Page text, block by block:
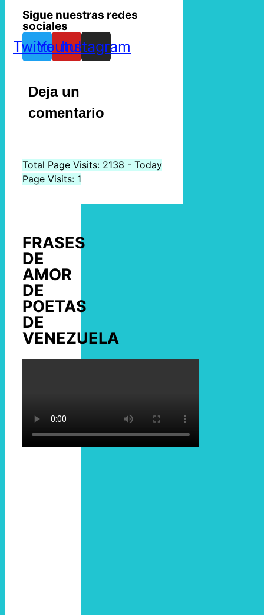
Sigue nuestras redes
sociales
TwitterYoutube
Instagram
Deja un
comentario
Total Page Visits: 2138 - Today
Page Visits: 1
FRASES
DE
AMOR
DE
POETAS
DE
VENEZUELA